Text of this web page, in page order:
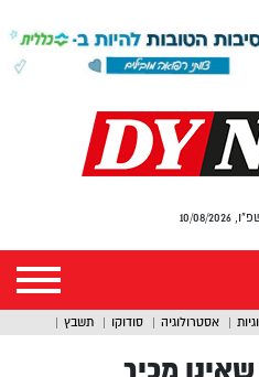
08/2026
אסטרולוגיה סודוקו תשבץ
מכיר